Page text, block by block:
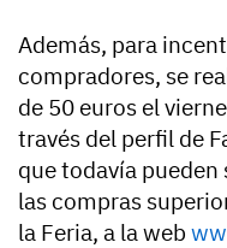
Además, para
compradores, se
de 50 euros el
través del perfil de
que todavía
las compras
la Feria, a la web